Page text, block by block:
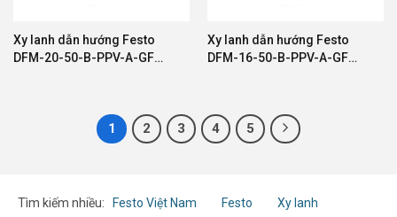
Xy lanh dẫn hướng Festo
DFM-20-50-B-PPV-A-GF
Xy lanh dẫn hướng Festo
DFM-16-50-B-PPV-A-GF
1 2 3 4 5
Tìm kiếm nhiều: Festo Việt Nam Festo
Xy lanh